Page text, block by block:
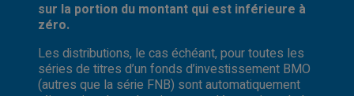
sur la portion du montant qui est inférieure à
zéro.
Les distributions, le cas échéant, pour toutes les
séries de titres d’un fonds d’investissement BMO
(autres que la série FNB) sont automatiquement